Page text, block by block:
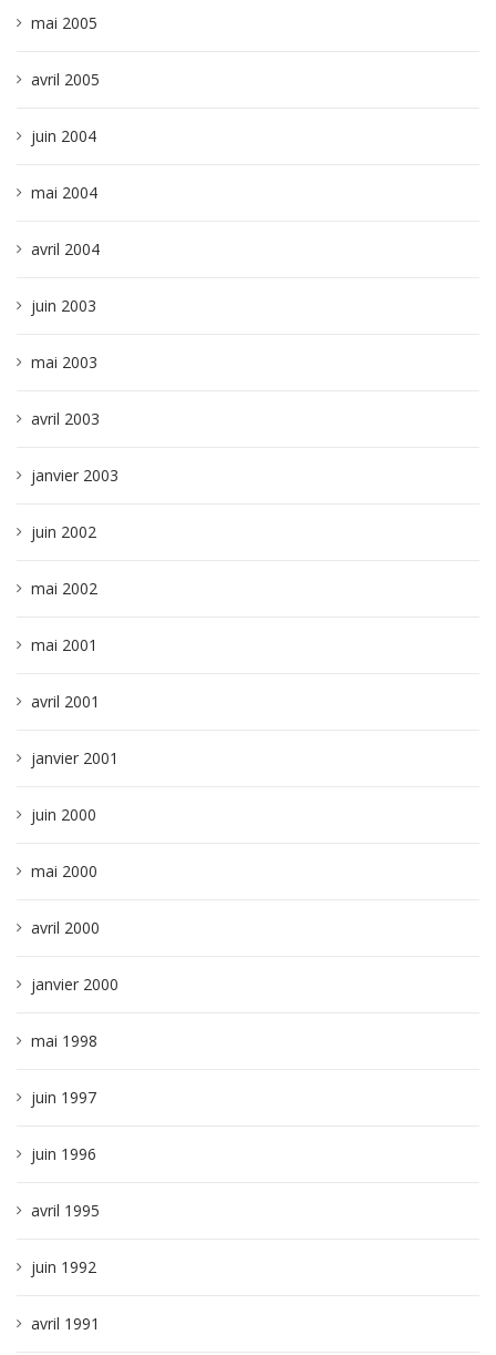
mai 2005
avril 2005
juin 2004
mai 2004
avril 2004
juin 2003
mai 2003
avril 2003
janvier 2003
juin 2002
mai 2002
mai 2001
avril 2001
janvier 2001
juin 2000
mai 2000
avril 2000
janvier 2000
mai 1998
juin 1997
juin 1996
avril 1995
juin 1992
avril 1991